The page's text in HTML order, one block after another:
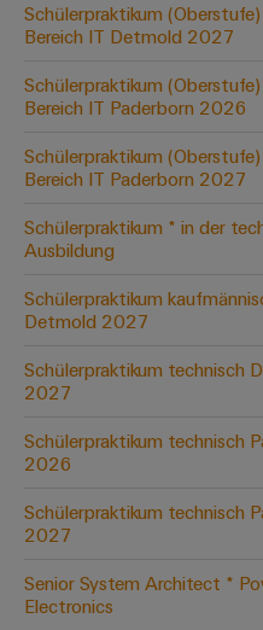
Schülerpraktikum
Bereich IT Detmold 2027
Schülerpraktikum
Bereich IT Paderborn 2026
Schülerpraktikum
Bereich IT Paderborn 2027
Schülerpraktikum * in der
Ausbildung
Schülerpraktikum
Detmold 2027
Schülerpraktikum technisch
2027
Schülerpraktikum technisch
2026
Schülerpraktikum technisch
2027
Senior System Architect *
Electronics